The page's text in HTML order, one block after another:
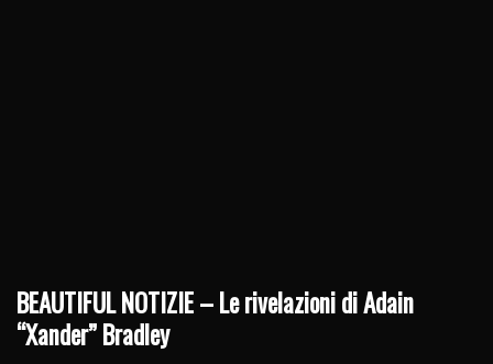
BEAUTIFUL NOTIZIE – Le rivelazioni di Adain
“Xander” Bradley